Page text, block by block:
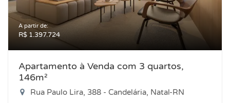
A partir de:
R$ 1.397.724
Apartamento à Venda com 3 quartos,
146m²
Rua Paulo Lira, 388 - Candelária, Natal-RN